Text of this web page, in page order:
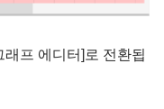
프 에디터]로 전환됩